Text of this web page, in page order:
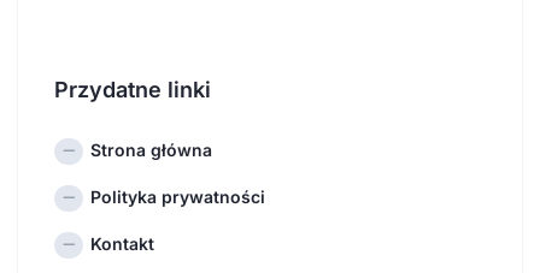
Przydatne linki
Strona główna
Polityka prywatności
Kontakt